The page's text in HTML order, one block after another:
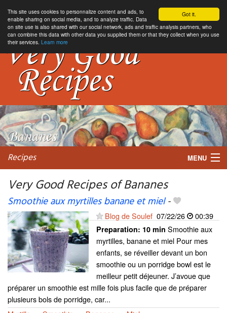
Got it.
This site uses cookies to personnalize content and ads, to
enable sharing on social media, and to analyze traffic. Data
on site use is also shared with our social network, ads and traffic analysis partners, who
can combine this data with other data you supplied them or that they collect when you use
their services. Learn more
Recipes MENU
My favorite blogs
Very Good Recipes of Bananes
Smoothie aux myrtilles banane et miel-
Blog de Soulef 07/22/26 00:39
Preparation: 10 min Smoothie aux
myrtilles, banane et miel Pour mes
enfants, se réveiller devant un bon
smoothie ou un porridge bowl est le
meilleur petit déjeuner. J’avoue que
préparer un smoothie est mille fois plus facile que de préparer
plusieurs bols de porridge, car...